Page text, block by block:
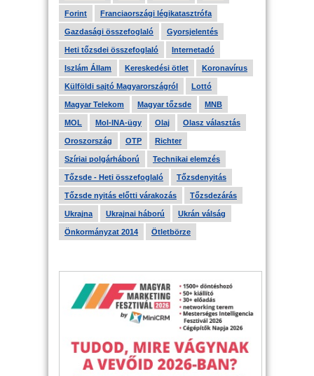
Forint Franciaországi légikatasztrófa
Gazdasági összefoglaló Gyorsjelentés
Heti tőzsdei összefoglaló Internetadó
Iszlám Állam Kereskedési ötlet Koronavírus
Külföldi sajtó Magyarországról Lottó
Magyar Telekom Magyar tőzsde MNB
MOL Mol-INA-ügy Olaj Olasz választás
Oroszország OTP Richter
Szíriai polgárháború Technikai elemzés
Tőzsde - Heti összefoglaló Tőzsdenyitás
Tőzsde nyitás előtti várakozás Tőzsdezárás
Ukrajna Ukrajnai háború Ukrán válság
Önkormányzat 2014 Ötletbörze